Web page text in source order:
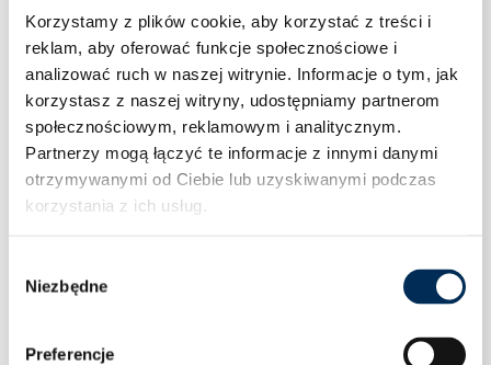
Korzystamy z plików cookie, aby korzystać z treści i
reklam, aby oferować funkcje społecznościowe i
analizować ruch w naszej witrynie. Informacje o tym, jak
korzystasz z naszej witryny, udostępniamy partnerom
społecznościowym, reklamowym i analitycznym.
Partnerzy mogą łączyć te informacje z innymi danymi
otrzymywanymi od Ciebie lub uzyskiwanymi podczas
korzystania z ich usług.
zgody
Niezbędne
Preferencje